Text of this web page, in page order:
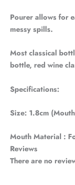
Pourer allows for
messy spills.
Most classical
bottle, red wine
Specifications:
Size: 1.8cm
Mouth Material :
Reviews
There are no